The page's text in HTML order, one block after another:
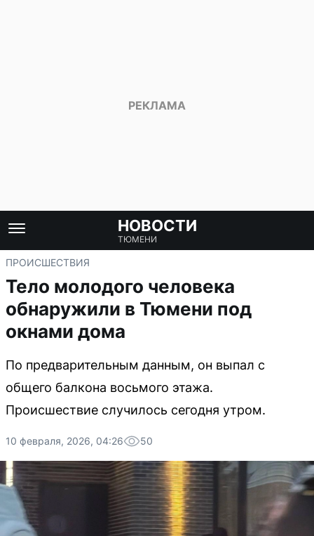
НОВОСТИ
ТЮМЕНИ
ПРОИСШЕСТВИЯ
Тело молодого человека
обнаружили в Тюмени под
окнами дома
По предварительным данным, он выпал с
общего балкона восьмого этажа.
Происшествие случилось сегодня утром.
10 февраля, 2026, 04:26 50